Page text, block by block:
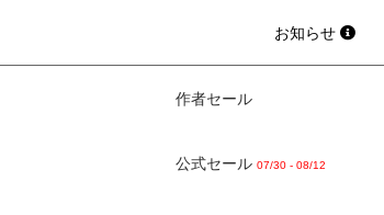
お知らせ
作者セール
公式セール 07/30 - 08/12